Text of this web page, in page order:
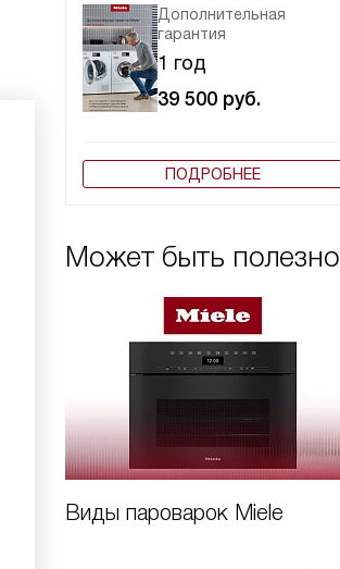
Дополнительная
гарантия
1 год
39 500 руб.
ПОДРОБНЕЕ
Может быть полезно
Виды пароварок Miele